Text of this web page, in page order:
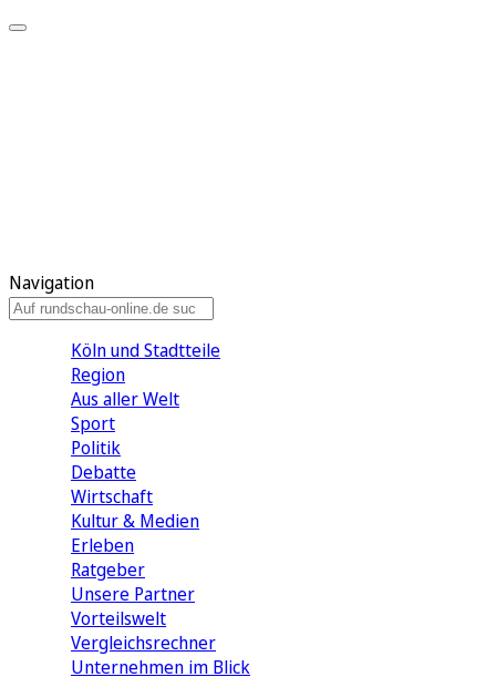
Navigation
Köln und Stadtteile
Region
Aus aller Welt
Sport
Politik
Debatte
Wirtschaft
Kultur & Medien
Erleben
Ratgeber
Unsere Partner
Vorteilswelt
Vergleichsrechner
Unternehmen im Blick